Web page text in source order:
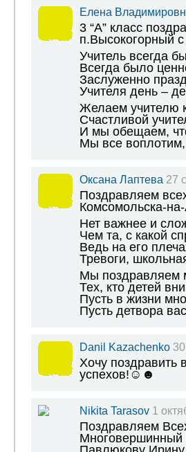
Елена
3 “А” класс
Учитель всегда
Всегда было
Заслуженно
Учителя день –
Желаем учителю
Счастливой
И мы обещаем,
Мы все
Оксана Лаптева 27
Поздравляем
Комсомольска-
Нет важнее и
Чем та, с какой
Ведь на его
Тревоги,
Мы поздравляем
Тех, кто детей
Пусть в жизни
Пусть детвора
Danil Kazachenko
Хочу
успехов!☺☻
Nikita Tarasov 1
Поздравляем